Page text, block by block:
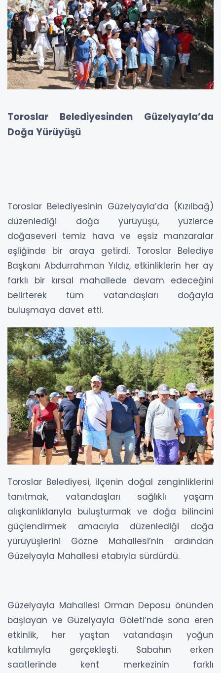
Toroslar Belediyesinden Güzelyayla’da
Doğa Yürüyüşü
Toroslar Belediyesinin Güzelyayla’da (Kızılbağ)
düzenlediği doğa yürüyüşü, yüzlerce
doğaseveri temiz hava ve eşsiz manzaralar
eşliğinde bir araya getirdi. Toroslar Belediye
Başkanı Abdurrahman Yıldız, etkinliklerin her ay
farklı bir kırsal mahallede devam edeceğini
belirterek tüm vatandaşları doğayla
buluşmaya davet etti.
Toroslar Belediyesi, ilçenin doğal zenginliklerini
tanıtmak, vatandaşları sağlıklı yaşam
alışkanlıklarıyla buluşturmak ve doğa bilincini
güçlendirmek amacıyla düzenlediği doğa
yürüyüşlerini Gözne Mahallesi’nin ardından
Güzelyayla Mahallesi etabıyla sürdürdü.
Güzelyayla Mahallesi Orman Deposu önünden
başlayan ve Güzelyayla Göleti’nde sona eren
etkinlik, her yaştan vatandaşın yoğun
katılımıyla gerçekleşti. Sabahın erken
saatlerinde kent merkezinin farklı